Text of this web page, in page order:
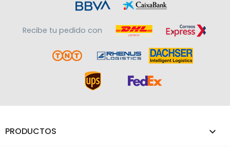
Recibe tu pedido con
PRODUCTOS 